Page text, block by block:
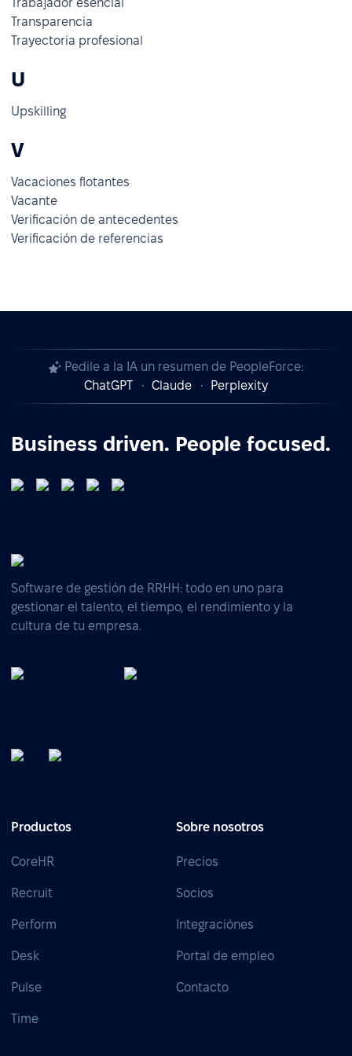
Trabajador esencial
Transparencia
Trayectoria profesional
U
Upskilling
V
Vacaciones flotantes
Vacante
Verificación de antecedentes
Verificación de referencias
Pedile a la IA un resumen de PeopleForce:
ChatGPT
Claude Perplexity
Business driven. People focused.
Software de gestión de RRHH: todo en uno para
gestionar el talento, el tiempo, el rendimiento y la
cultura de tu empresa.
Productos
CoreHR
Recruit
Perform
Desk
Pulse
Time
Sobre nosotros
Precios
Socios
Integraciónes
Portal de empleo
Contacto